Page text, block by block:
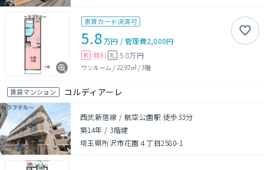
家賃カード決済可
5.8万円 /管理費2,000円
敷 無料 礼 5.8万円
ワンルーム / 22.97㎡/3階
賃貸マンション コルディアーレ
西武新宿線 / 航空公園駅 徒歩33分
築14年 / 3階建
埼玉県所沢市花園４丁目2580-1